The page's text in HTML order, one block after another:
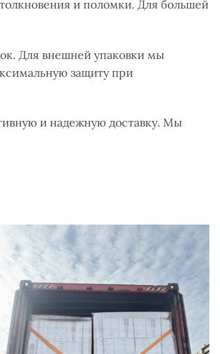
и поломки. Для большей
Для внешней упаковки мы
защиту при
и надежную доставку. Мы